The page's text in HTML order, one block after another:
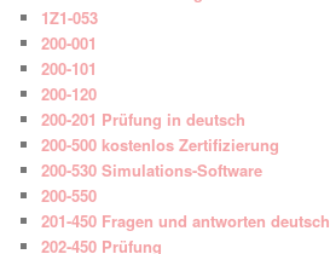
1Z1-053
200-001
200-101
200-120
200-201 Prüfung in deutsch
200-500 kostenlos Zertifizierung
200-530 Simulations-Software
200-550
201-450 Fragen und antworten deutsch
202-450 Prüfung